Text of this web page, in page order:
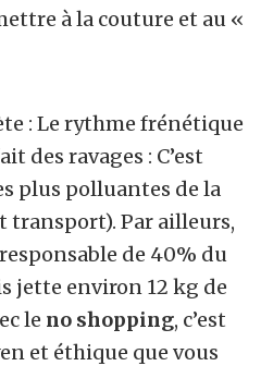
à la couture et au «
: Le rythme frénétique
des ravages : C’est
plus polluantes de la
transport). Par ailleurs,
de 40% du
jette environ 12 kg de
le no shopping, c’est
et éthique que vous